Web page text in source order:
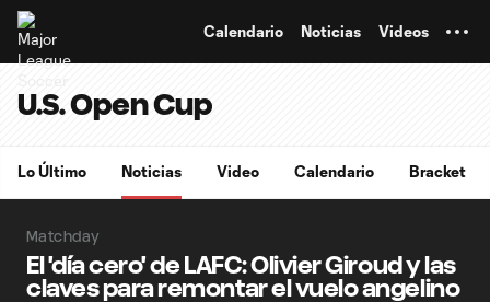
Calendario Noticias Videos
U.S. Open Cup
Lo Último Noticias Video Calendario Bracket
Matchday
El 'día cero' de LAFC: Olivier Giroud y las
claves para remontar el vuelo angelino